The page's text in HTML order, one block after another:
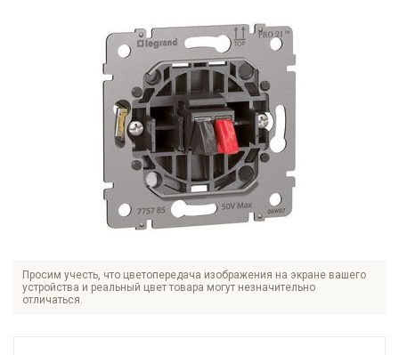
Просим учесть, что цветопередача изображения на экране вашего
устройства и реальный цвет товара могут незначительно
отличаться.